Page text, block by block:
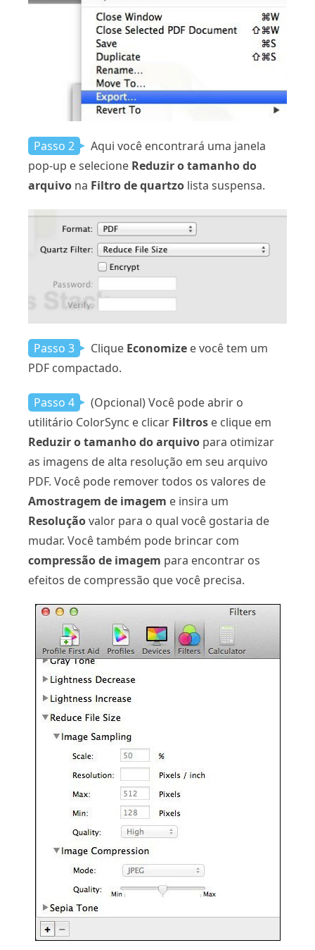
Passo 2
Aqui você encontrará uma janela
pop-up e selecione Reduzir o tamanho do
arquivo na Filtro de quartzo lista suspensa.
Passo 3 Clique Economize e você tem um
PDF compactado.
Passo 4
(Opcional) Você pode abrir o
utilitário ColorSync e clicar Filtros e clique em
Reduzir o tamanho do arquivo para otimizar
as imagens de alta resolução em seu arquivo
PDF. Você pode remover todos os valores de
Amostragem de imagem e insira um
Resoluçãovalor para o qual você gostaria de
mudar. Você também pode brincar com
compressão de imagem para encontrar os
efeitos de compressão que você precisa.